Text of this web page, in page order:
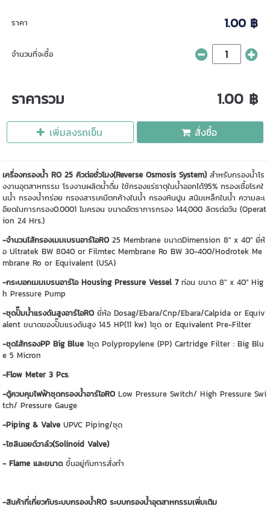
ราคา 1.00 ฿
จำนวนที่จะซื้อ
ราคารวม 1.00 ฿
เพิ่มลงรถเข็น สั่งซื้อ
เครื่องกรองน้ำ RO 25 คิวต่อชั่วโมง(Reverse Osmosis System)สำหรับกรองน้ำโร
งงานอุตสาหกรรม โรงงานผลิตน้ำดื่ม ใช้กรองแร่ธาตุในน้ำออกได้95% กรองเชื้อโรคใ
นน้ำ กรองน้ำกร่อย กรองสารเคมีตกค้างในน้ำ กรองหินปูน สนิมเหล็กในน้ำ ความละเ
อียดในการกรอง0.0001 ไมครอน ขนาดอัตราการกรอง 144,000 ลิตรต่อวัน (Operat
ion 24 Hrs.)
-จำนวนไส้กรองเมมเบรนอาร์โอRO 25 Membrane ขนาดDimension 8" x 40" ยี่ห้
อ Ultratek BW 8040 or Filmtec Membrane Ro BW 30-400/Hodrotek Me
mbrane Ro or Equivalent (USA)
-กระบอกเมมเบรนอาร์โอ Housing Pressure Vessel 7ท่อน ขนาด 8" x 40" Hig
h Pressure Pump
-ชุดปั๊มน้ำแรงดันสูงอาร์โอROยี่ห้อ Dosag/Ebara/Cnp/Ebara/Calpida or Equiv
alent ขนาดของปั๊มแรงดันสูง 14.5 HP(11 kw) 1ชุด or Equivalent Pre-Filter
-ชุดไส้กรองPP Big Blue1ชุด Polypropylene (PP) Cartridge Filter : Big Blu
e 5 Micron
-Flow Meter 3 Pcs.
-ตู้ควบคุมไฟฟ้าชุดกรองน้ำอาร์โอRO Low Pressure Switch/ High Pressure Swi
tch/ Pressure Gauge
-Piping & Valve UPVC Piping/ชุด
-โซลินอยด์วาล์ว(Solinoid Valve)
- Flame และขนาด ขึ้นอยู่กับการสั่งทำ
-สินค้าที่เกี่ยวกับระบบกรองน้ำRO ระบบกรองน้ำอุตสาหกรรมเพิ่มเติม